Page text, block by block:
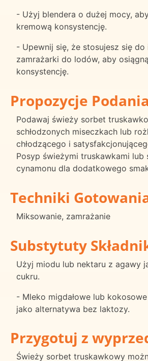
- Użyj blendera o dużej mocy,
kremową konsystencję.
- Upewnij się, że stosujesz się
zamrażarki do lodów, aby
konsystencję.
Propozycje Podania
Podawaj świeży sorbet
schłodzonych miseczkach lub
chłodzącego i
Posyp świeżymi truskawkami lub
cynamonu dla dodatkowego
Techniki
Miksowanie, zamrażanie
Substytuty
Użyj miodu lub nektaru z agawy
cukru.
- Mleko migdałowe lub
jako alternatywa bez laktozy.
Przygotuj z
Świeży sorbet truskawkowy